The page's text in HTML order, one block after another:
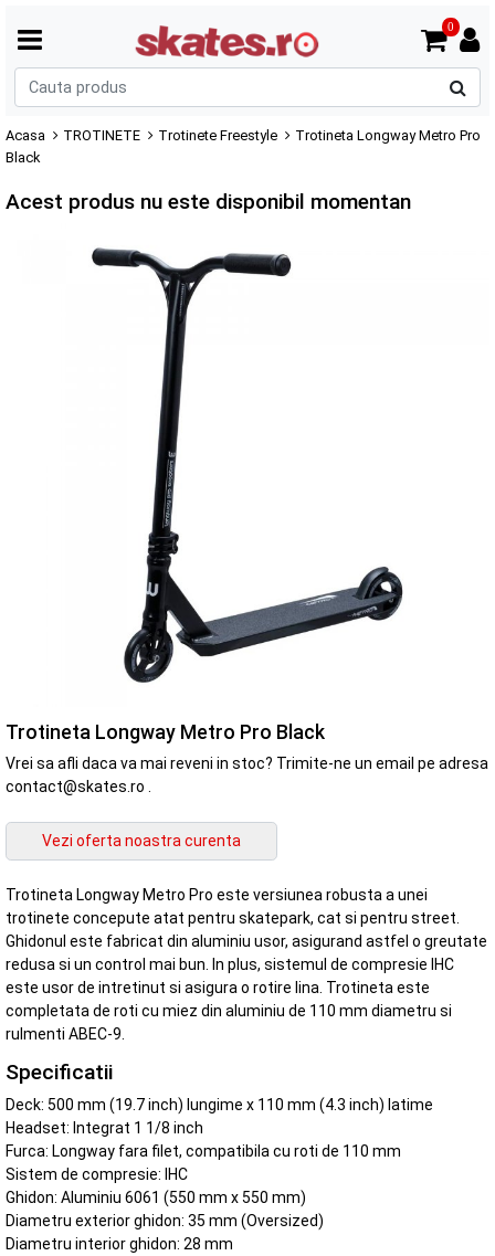
0
Acasa TROTINETE Trotinete Freestyle
Trotineta Longway Metro Pro
Black
Acest produs nu este disponibil momentan
Trotineta Longway Metro Pro Black
Vrei sa afli daca va mai reveni in stoc? Trimite-ne un email pe adresa
contact@skates.ro .
Trotineta Longway Metro Pro este versiunea robusta a unei
trotinete concepute atat pentru skatepark, cat si pentru street.
Ghidonul este fabricat din aluminiu usor, asigurand astfel o greutate
redusa si un control mai bun. In plus, sistemul de compresie IHC
este usor de intretinut si asigura o rotire lina. Trotineta este
completata de roti cu miez din aluminiu de 110 mm diametru si
rulmenti ABEC-9.
Specificatii
Deck: 500 mm (19.7 inch) lungime x 110 mm (4.3 inch) latime
Headset: Integrat 1 1/8 inch
Furca: Longway fara filet, compatibila cu roti de 110 mm
Sistem de compresie: IHC
Ghidon: Aluminiu 6061 (550 mm x 550 mm)
Diametru exterior ghidon: 35 mm (Oversized)
Diametru interior ghidon: 28 mm